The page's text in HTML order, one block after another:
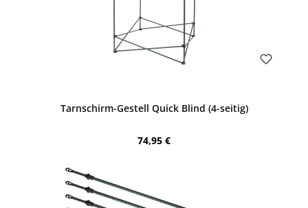
Tarnschirm-Gestell Quick Blind (4-seitig)
Regulärer Preis:
74,95 €